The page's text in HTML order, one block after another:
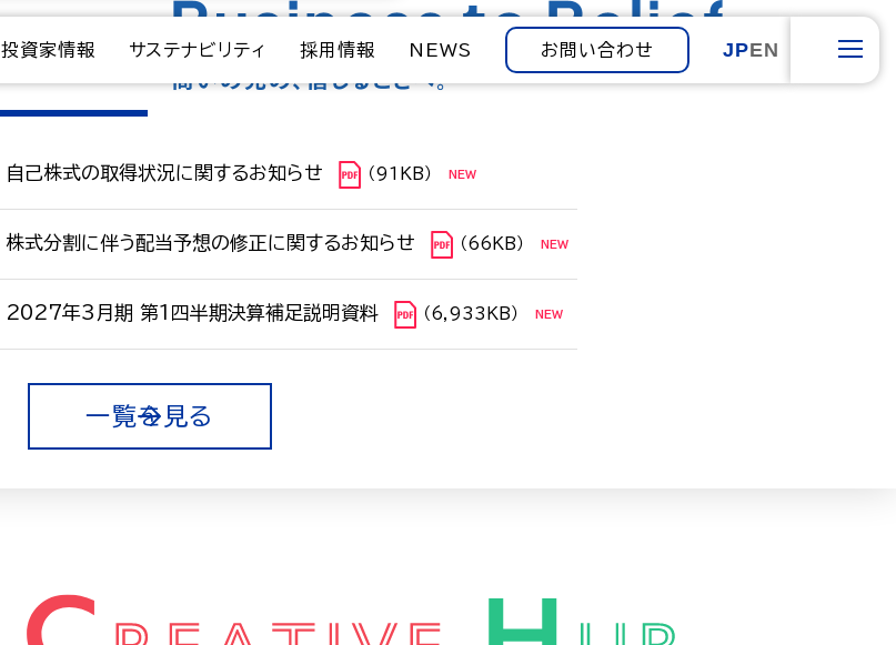
投資家情報 サステナビリティ 採用情報 NEWS お問い合わせ JPEN
自己株式の取得状況に関するお知らせ （91KB）
株式分割に伴う配当予想の修正に関するお知らせ （66KB）
2027年3月期 第1四半期決算補足説明資料 （6,933KB）
一覧を見る